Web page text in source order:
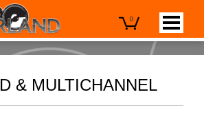
0
& MULTICHANNEL